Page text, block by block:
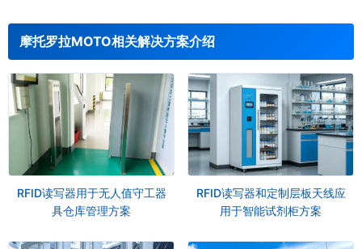
摩托罗拉MOTO相关解决方案介绍
RFID读写器用于无人值守工器
具仓库管理方案
RFID读写器和定制层板天线应
用于智能试剂柜方案